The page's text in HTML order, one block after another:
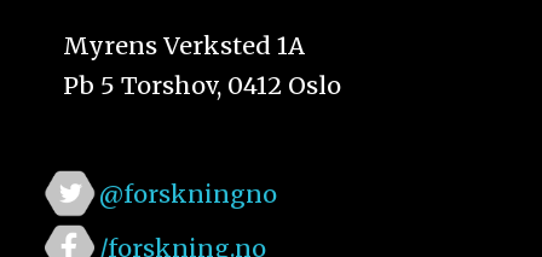
Myrens Verksted 1A
Pb 5 Torshov, 0412 Oslo
@forskningno
/forskning.no